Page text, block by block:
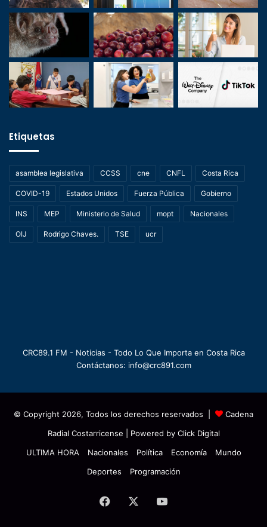
Etiquetas
asamblea legislativa CCSS cne CNFL Costa Rica
COVID-19 Estados Unidos Fuerza Pública Gobierno
INS MEP Ministerio de Salud mopt Nacionales
OIJ Rodrigo Chaves. TSE ucr
CRC89.1 FM - Noticias - Todo Lo Que Importa en Costa Rica
Contáctanos: info@crc891.com
© Copyright 2026, Todos los derechos reservados |
Cadena
Radial Costarricense | Powered by Click Digital
ULTIMA HORA
Nacionales Política Economía
Mundo
Deportes
Programación
Facebook YouTube